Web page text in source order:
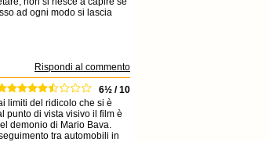
ad ogni modo si lascia
Rispondi al commento
6½ / 10
limiti del ridicolo che si è
punto di vista visivo il film è
demonio di Mario Bava.
tra automobili in